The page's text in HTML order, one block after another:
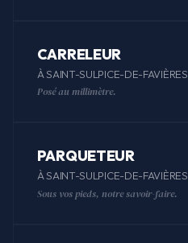
CARRELEUR
À SAINT-SULPICE-DE-FAVIÈRES
Posé au millimètre.
PARQUETEUR
À SAINT-SULPICE-DE-FAVIÈRES
Sous vos pieds, notre savoir-faire.